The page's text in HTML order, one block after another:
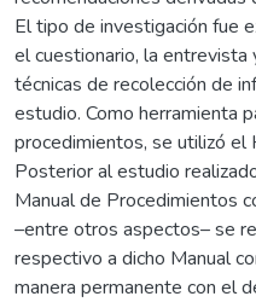
El tipo de investigación fue
el cuestionario, la entrevista
técnicas de recolección de
estudio. Como herramienta
procedimientos, se utilizó el
Posterior al estudio
Manual de Procedimientos
–entre otros aspectos– se
respectivo a dicho Manual
manera permanente con el